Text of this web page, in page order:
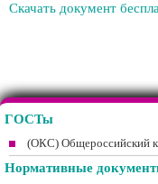
Скачать документ
ГОСТы
(ОКС) Общероссийский
Нормативные